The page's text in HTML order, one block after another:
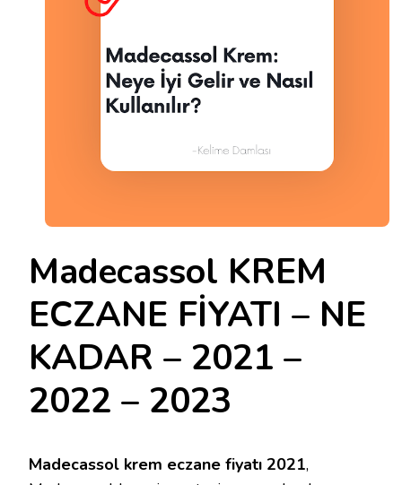
Madecassol KREM
ECZANE FİYATI – NE
KADAR – 2021 –
2022 – 2023
Madecassol krem eczane fiyatı 2021,